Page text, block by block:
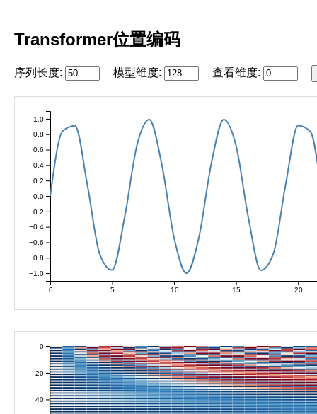
Transformer位置编码
序列长度: 模型维度: 查看维度:
0 5 10 15 20
−1.0
−0.8
−0.6
−0.4
−0.2
0.0
0.2
0.4
0.6
0.8
1.0
0
20
40